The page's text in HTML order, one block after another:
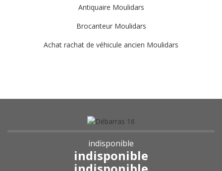
Antiquaire Moulidars
Brocanteur Moulidars
Achat rachat de véhicule ancien Moulidars
indisponible
indisponible